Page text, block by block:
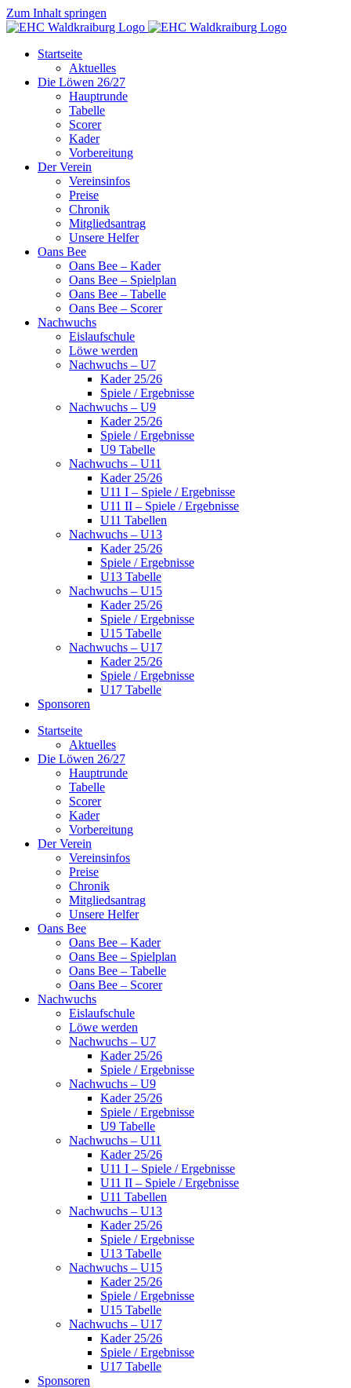
Zum Inhalt springen
Startseite
Aktuelles
Die Löwen 26/27
Hauptrunde
Tabelle
Scorer
Kader
Vorbereitung
Der Verein
Vereinsinfos
Preise
Chronik
Mitgliedsantrag
Unsere Helfer
Oans Bee
Oans Bee – Kader
Oans Bee – Spielplan
Oans Bee – Tabelle
Oans Bee – Scorer
Nachwuchs
Eislaufschule
Löwe werden
Nachwuchs – U7
Kader 25/26
Spiele / Ergebnisse
Nachwuchs – U9
Kader 25/26
Spiele / Ergebnisse
U9 Tabelle
Nachwuchs – U11
Kader 25/26
U11 I – Spiele / Ergebnisse
U11 II – Spiele / Ergebnisse
U11 Tabellen
Nachwuchs – U13
Kader 25/26
Spiele / Ergebnisse
U13 Tabelle
Nachwuchs – U15
Kader 25/26
Spiele / Ergebnisse
U15 Tabelle
Nachwuchs – U17
Kader 25/26
Spiele / Ergebnisse
U17 Tabelle
Sponsoren
Startseite
Aktuelles
Die Löwen 26/27
Hauptrunde
Tabelle
Scorer
Kader
Vorbereitung
Der Verein
Vereinsinfos
Preise
Chronik
Mitgliedsantrag
Unsere Helfer
Oans Bee
Oans Bee – Kader
Oans Bee – Spielplan
Oans Bee – Tabelle
Oans Bee – Scorer
Nachwuchs
Eislaufschule
Löwe werden
Nachwuchs – U7
Kader 25/26
Spiele / Ergebnisse
Nachwuchs – U9
Kader 25/26
Spiele / Ergebnisse
U9 Tabelle
Nachwuchs – U11
Kader 25/26
U11 I – Spiele / Ergebnisse
U11 II – Spiele / Ergebnisse
U11 Tabellen
Nachwuchs – U13
Kader 25/26
Spiele / Ergebnisse
U13 Tabelle
Nachwuchs – U15
Kader 25/26
Spiele / Ergebnisse
U15 Tabelle
Nachwuchs – U17
Kader 25/26
Spiele / Ergebnisse
U17 Tabelle
Sponsoren